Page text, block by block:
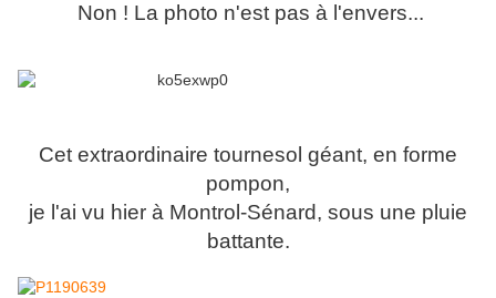
Non ! La photo n'est pas à l'envers...
Cet extraordinaire tournesol géant, en forme
pompon,
je l'ai vu hier à Montrol-Sénard, sous une pluie
battante.